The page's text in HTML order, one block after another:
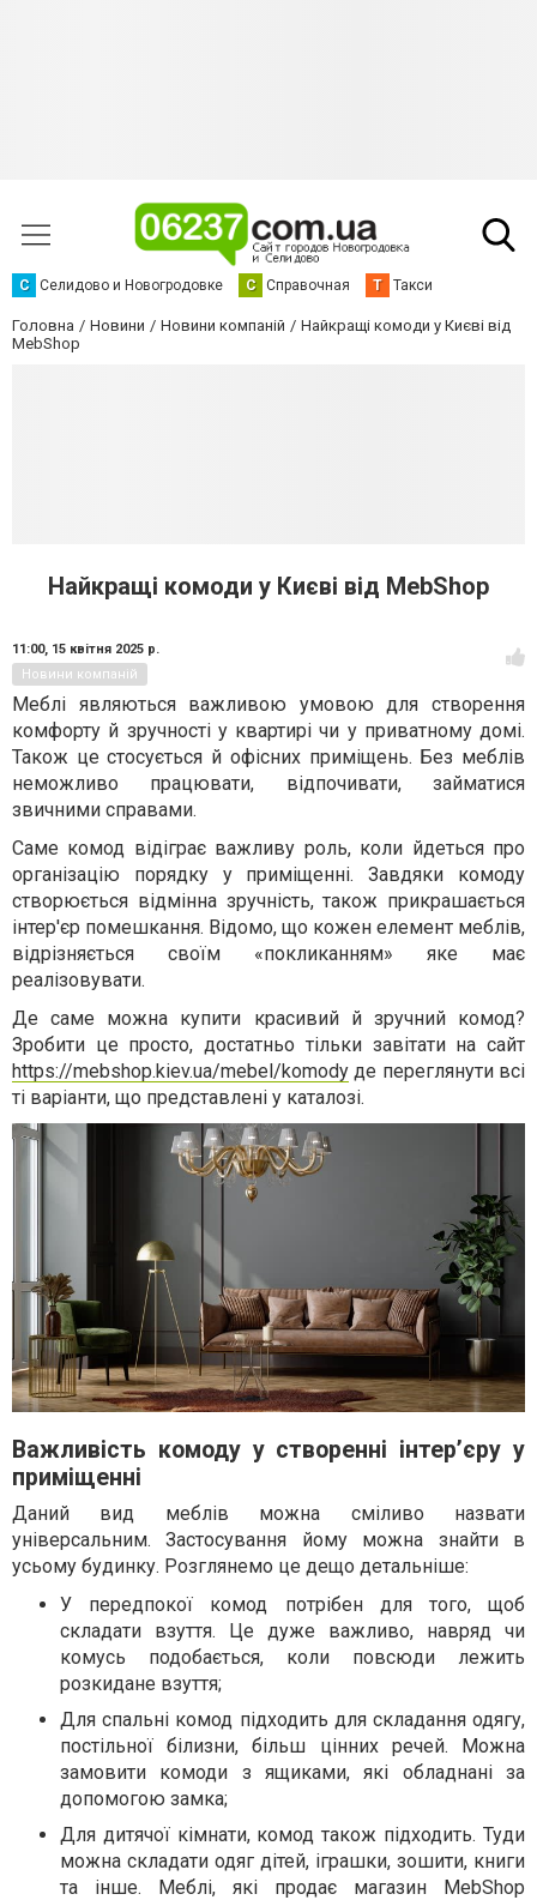
С Селидово и Новогродовке С Справочная Т Такси
Головна Новини Новини компаній
Найкращі комоди у Києві від
MebShop
Найкращі комоди у Києві від MebShop
11:00, 15 квітня 2025 р.
Новини компаній
Меблі являються важливою умовою для створення
комфорту й зручності у квартирі чи у приватному домі.
Також це стосується й офісних приміщень. Без меблів
неможливо працювати, відпочивати, займатися
звичними справами.
Саме комод відіграє важливу роль, коли йдеться про
організацію порядку у приміщенні. Завдяки комоду
створюється відмінна зручність, також прикрашається
інтер'єр помешкання. Відомо, що кожен елемент меблів,
відрізняється своїм «покликанням» яке має
реалізовувати.
Де саме можна купити красивий й зручний комод?
Зробити це просто, достатньо тільки завітати на сайт
https://mebshop.kiev.ua/mebel/komody де переглянути всі
ті варіанти, що представлені у каталозі.
Важливість комоду у створенні інтер’єру у
приміщенні
Даний вид меблів можна сміливо назвати
універсальним. Застосування йому можна знайти в
усьому будинку. Розглянемо це дещо детальніше:
У передпокої комод потрібен для того, щоб
складати взуття. Це дуже важливо, навряд чи
комусь подобається, коли повсюди лежить
розкидане взуття;
Для спальні комод підходить для складання одягу,
постільної білизни, більш цінних речей. Можна
замовити комоди з ящиками, які обладнані за
допомогою замка;
Для дитячої кімнати, комод також підходить. Туди
можна складати одяг дітей, іграшки, зошити, книги
та інше. Меблі, які продає магазин MebShop